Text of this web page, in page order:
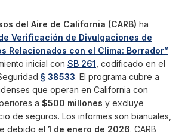
del Aire de California (CARB) ha
Verificación de Divulgaciones de
Relacionados con el Clima: Borrador”
inicial con SB 261 , codificado en el
§ 38533. El programa cubre a
que operan en California con
a $500 millones y excluye
de seguros. Los informes son bianuales,
debido el 1 de enero de 2026. CARB